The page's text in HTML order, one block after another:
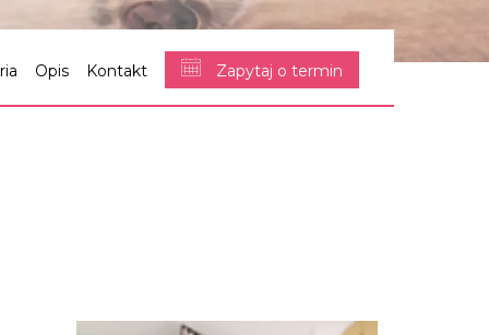
Opis Kontakt Zapytaj o termin